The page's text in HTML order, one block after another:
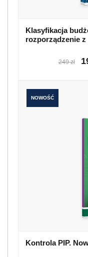
Klasyfikacja
rozporządzenie
249 zł
NOWOŚĆ
Kontrola PIP.